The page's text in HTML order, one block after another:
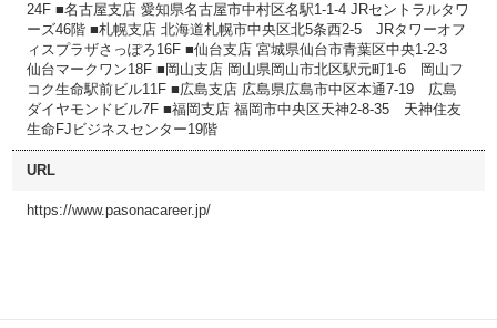
24F ■名古屋支店 愛知県名古屋市中村区名駅1-1-4 JRセントラルタワ
ーズ46階 ■札幌支店 北海道札幌市中央区北5条西2-5 JRタワーオフ
ィスプラザさっぽろ16F ■仙台支店 宮城県仙台市青葉区中央1-2-3
仙台マークワン18F ■岡山支店 岡山県岡山市北区駅元町1-6 岡山フ
コク生命駅前ビル11F ■広島支店 広島県広島市中区本通7-19 広島
ダイヤモンドビル7F ■福岡支店 福岡市中央区天神2-8-35 天神住友
生命FJビジネスセンター19階
URL
https://www.pasonacareer.jp/